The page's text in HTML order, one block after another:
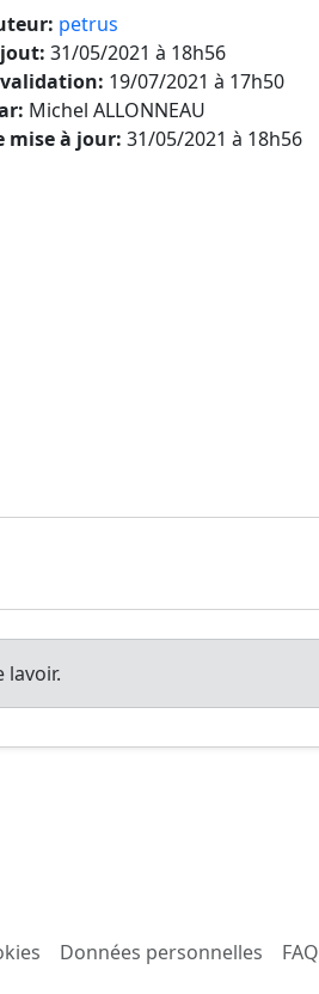
petrus
31/05/2021 à 18h56
19/07/2021 à 17h50
Michel ALLONNEAU
mise à jour: 31/05/2021 à 18h56
lavoir.
Données personnelles FAQ